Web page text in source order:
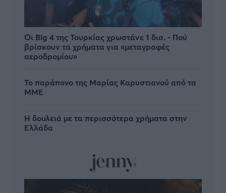
Οι Big 4 της Τουρκίας χρωστάνε 1 δισ. - Πού
βρίσκουν τα χρήματα για «μεταγραφές
αεροδρομίου»
Το παράπονο της Μαρίας Καρυστιανού από τα
ΜΜΕ
Η δουλειά με τα περισσότερα χρήματα στην
Ελλάδα